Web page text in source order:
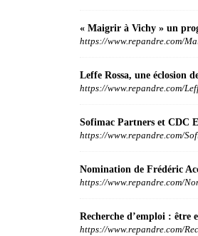
« Maigrir à Vichy » un
https://www.repandre.com/
Leffe Rossa, une éclosion
https://www.repandre.com/
Sofimac Partners et CDC
https://www.repandre.com/
Nomination de Frédéric
https://www.repandre.com/
Recherche d’emploi : être
https://www.repandre.com/